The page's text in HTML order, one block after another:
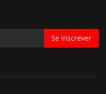
Se inscrever